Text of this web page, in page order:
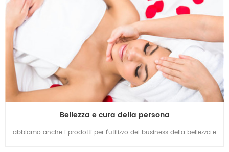
e lo vendiamo già da molti anni in tutto il mondo!
Bellezza e cura della persona
abbiamo anche i prodotti per l'utilizzo del business della bellezza e